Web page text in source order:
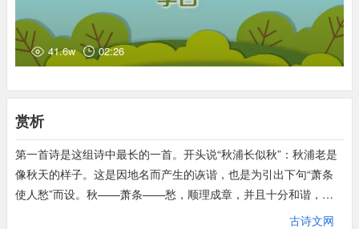
我想离开这里，但却因故而去不得； 本来打算暂游
此地，但却滞留此地而成了久游。
何年是归日，雨泪下孤舟。
何年何月才能回家乡啊，想至此不觉在孤舟上潜然
泪流。
秋浦锦驼鸟，人间天上稀。
秋浦产一种霹驼鸟，为人间天上所少有。
⑿平天：湖名，旧址在贵池西南的齐山脚下。
⒀赧（nǎn）：原指因害羞而脸红。这里是指炉火映红人脸。
⒁个：如此，这般。
⒃白鹇（xián）：大型鸟类，也叫“白雉“。
⒄罝（jū）：捕捉兔子的网，泛指捕鸟兽的网。
⒅波：一作“陂”。
41.6w 02:26
赏析
第一首诗是这组诗中最长的一首。开头说“秋浦长似秋”：秋浦老是
像秋天的样子。这是因地名而产生的诙谐，也是为引出下句“萧条
使人愁”而设。秋——萧条——愁，顺理成章，并且十分和谐，读
之顿生冷落寂寥之感。三四句承上写愁：“客愁不可度，行上东大
古诗文网